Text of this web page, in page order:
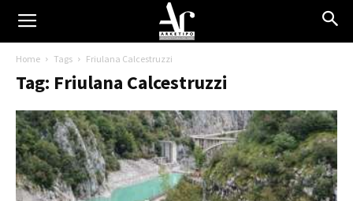
Home Tags Friulana Calcestruzzi
Tag: Friulana Calcestruzzi